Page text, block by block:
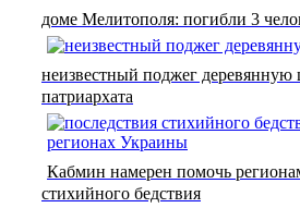
доме Мелитополя: погибли 3
неизвестный поджег деревянную
патриархата
Кабмин намерен помочь
стихийного бедствия